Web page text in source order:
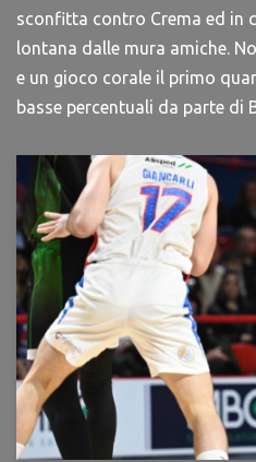
sconfitta contro Crema ed in
lontana dalle mura amiche.
e un gioco corale il primo
basse percentuali da parte di